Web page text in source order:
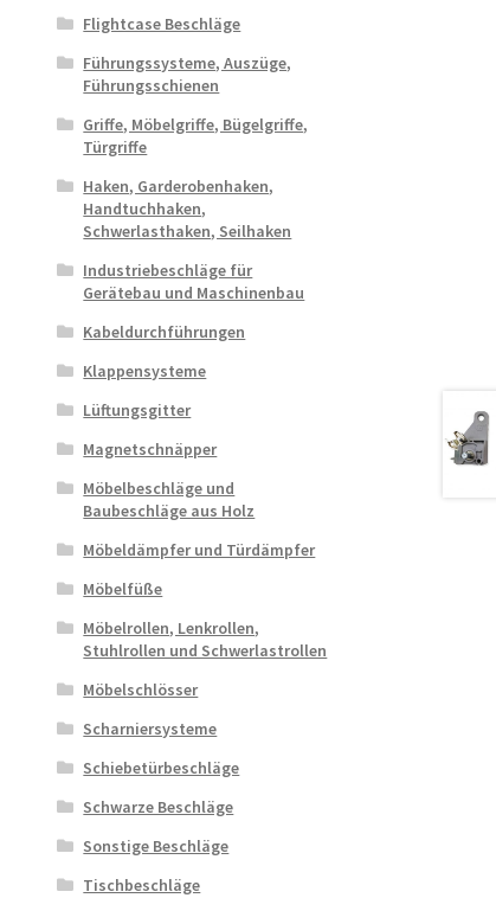
Flightcase Beschläge
Führungssysteme, Auszüge,
Führungsschienen
Griffe, Möbelgriffe, Bügelgriffe,
Türgriffe
Haken, Garderobenhaken,
Handtuchhaken,
Schwerlasthaken, Seilhaken
Industriebeschläge für
Gerätebau und Maschinenbau
Kabeldurchführungen
Klappensysteme
Lüftungsgitter
Magnetschnäpper
Möbelbeschläge und
Baubeschläge aus Holz
Möbeldämpfer und Türdämpfer
Möbelfüße
Möbelrollen, Lenkrollen,
Stuhlrollen und Schwerlastrollen
Möbelschlösser
Scharniersysteme
Schiebetürbeschläge
Schwarze Beschläge
Sonstige Beschläge
Tischbeschläge